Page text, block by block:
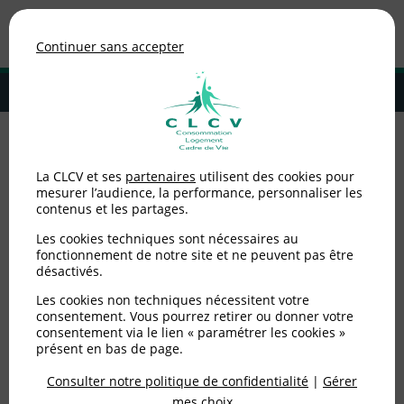
MENU
Adhérer à la CLCV
des DEEE : les sites marchands ne jouent pas le jeu
Collecte des DEEE : les
sites marchands ne
jouent pas le jeu
Publié le18/03/2011(mis à jour le
Environnement / Santé
Continuer sans accepter
La CLCV et ses partenaires utilisent des cookies pour
mesurer l’audience, la performance, personnaliser les
contenus et les partages.
Les cookies techniques sont nécessaires au
fonctionnement de notre site et ne peuvent pas être
désactivés.
Les cookies non techniques nécessitent votre
consentement. Vous pourrez retirer ou donner votre
consentement via le lien « paramétrer les cookies »
présent en bas de page.
Consulter notre politique de confidentialité | Gérer